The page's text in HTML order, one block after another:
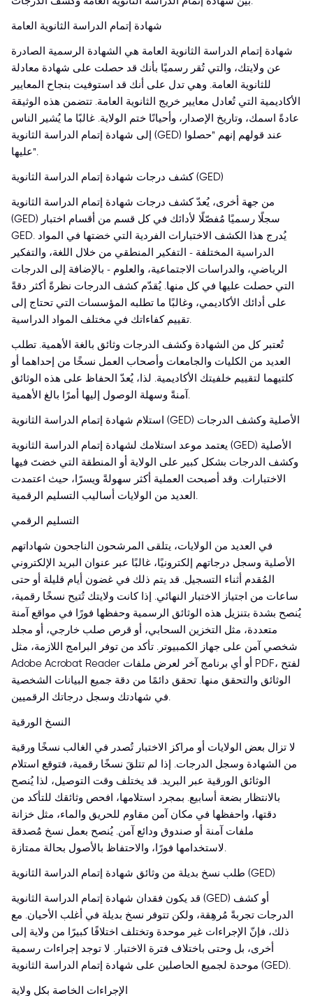
شهادة إتمام الدراسة الثانوية العامة
شهادة إتمام الدراسة الثانوية العامة هي الشهادة الرسمية الصادرة
عن ولايتك، والتي تُقر رسميًا بأنك قد حصلت على شهادة معادلة
للثانوية العامة. وهي تدل على أنك قد استوفيت بنجاح المعايير
الأكاديمية التي تُعادل معايير خريج الثانوية العامة. تتضمن هذه الوثيقة
عادةً اسمك، وتاريخ الإصدار، وأحيانًا ختم الولاية. غالبًا ما يُشير الناس
إلى شهادة إتمام الدراسة الثانوية (GED) عند قولهم إنهم "حصلوا
عليها".
كشف درجات شهادة إتمام الدراسة الثانوية (GED)
من جهة أخرى، يُعدّ كشف درجات شهادة إتمام الدراسة الثانوية
(GED) سجلًا رسميًا مُفصّلًا لأدائك في كل قسم من أقسام اختبار
GED. يُدرج هذا الكشف الاختبارات الفردية التي خضتها في المواد
الدراسية المختلفة - التفكير المنطقي من خلال اللغة، والتفكير
الرياضي، والدراسات الاجتماعية، والعلوم - بالإضافة إلى الدرجات
التي حصلت عليها في كل منها. يُقدّم كشف الدرجات نظرةً أكثر دقةً
على أدائك الأكاديمي، وغالبًا ما تطلبه المؤسسات التي تحتاج إلى
تقييم كفاءاتك في مختلف المواد الدراسية.
تُعتبر كل من الشهادة وكشف الدرجات وثائق بالغة الأهمية. تطلب
العديد من الكليات والجامعات وأصحاب العمل نسخًا من إحداهما أو
كلتيهما لتقييم خلفيتك الأكاديمية. لذا، يُعدّ الحفاظ على هذه الوثائق
آمنةً وسهلة الوصول إليها أمرًا بالغ الأهمية.
استلام شهادة إتمام الدراسة الثانوية (GED) الأصلية وكشف الدرجات
يعتمد موعد استلامك لشهادة إتمام الدراسة الثانوية (GED) الأصلية
وكشف الدرجات بشكل كبير على الولاية أو المنطقة التي خضتَ فيها
الاختبارات. وقد أصبحت العملية أكثر سهولةً ويسرًا، حيث اعتمدت
العديد من الولايات أساليب التسليم الرقمية.
التسليم الرقمي
في العديد من الولايات، يتلقى المرشحون الناجحون شهاداتهم
الأصلية وسجل درجاتهم إلكترونيًا، غالبًا عبر عنوان البريد الإلكتروني
المُقدم أثناء التسجيل. قد يتم ذلك في غضون أيام قليلة أو حتى
ساعات من اجتياز الاختبار النهائي. إذا كانت ولايتك تُتيح نسخًا رقمية،
يُنصح بشدة بتنزيل هذه الوثائق الرسمية وحفظها فورًا في مواقع آمنة
متعددة، مثل التخزين السحابي، أو قرص صلب خارجي، أو مجلد
شخصي آمن على جهاز الكمبيوتر. تأكد من توفر البرامج اللازمة، مثل
Adobe Acrobat Reader أو أي برنامج آخر لعرض ملفات PDF، لفتح
الوثائق والتحقق منها. تحقق دائمًا من دقة جميع البيانات الشخصية
في شهادتك وسجل درجاتك الرقميين.
النسخ الورقية
لا تزال بعض الولايات أو مراكز الاختبار تُصدر في الغالب نسخًا ورقية
من الشهادة وسجل الدرجات. إذا لم تتلقَ نسخًا رقمية، فتوقع استلام
الوثائق الورقية عبر البريد. قد يختلف وقت التوصيل، لذا يُنصح
بالانتظار بضعة أسابيع. بمجرد استلامها، افحص وثائقك للتأكد من
دقتها، واحفظها في مكان آمن مقاوم للحريق والماء، مثل خزانة
ملفات آمنة أو صندوق ودائع آمن. يُنصح بعمل نسخ مُصدقة
لاستخدامها فورًا، والاحتفاظ بالأصول بحالة ممتازة.
طلب نسخ بديلة من وثائق شهادة إتمام الدراسة الثانوية (GED)
قد يكون فقدان شهادة إتمام الدراسة الثانوية (GED) أو كشف
الدرجات تجربةً مُرهِقة، ولكن تتوفر نسخ بديلة في أغلب الأحيان. مع
ذلك، فإنّ الإجراءات غير موحدة وتختلف اختلافًا كبيرًا من ولاية إلى
أخرى، بل وحتى باختلاف فترة الاختبار. لا توجد إجراءات رسمية
موحدة لجميع الحاصلين على شهادة إتمام الدراسة الثانوية (GED).
الإجراءات الخاصة بكل ولاية